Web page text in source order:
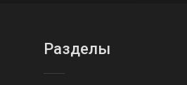
Разделы